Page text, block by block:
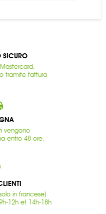
SICURO
o tramite fattura
vengono
entro 48 ore.
in francese)
12h et 14h-18h